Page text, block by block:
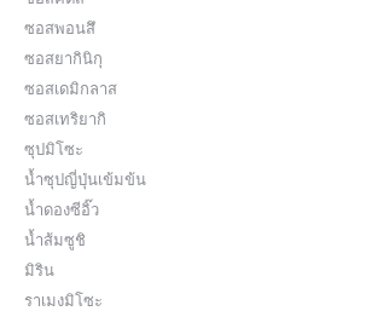
ซอสพอนสึ
ซอสยากินิกุ
ซอสเดมิกลาส
ซอสเทริยากิ
ซุปมิโซะ
น้ำซุปญี่ปุ่นเข้มข้น
น้ำดองซีอิ๊ว
น้ำส้มซูชิ
มิริน
ราเมงมิโซะ